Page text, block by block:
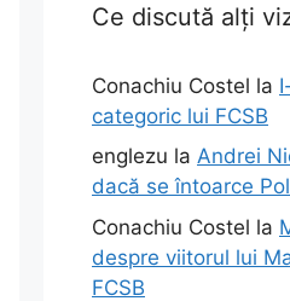
Ce discută alți
Conachiu Costel la
categoric lui FCSB
englezu la Andrei
dacă se întoarce
Conachiu Costel la
despre viitorul lui
FCSB